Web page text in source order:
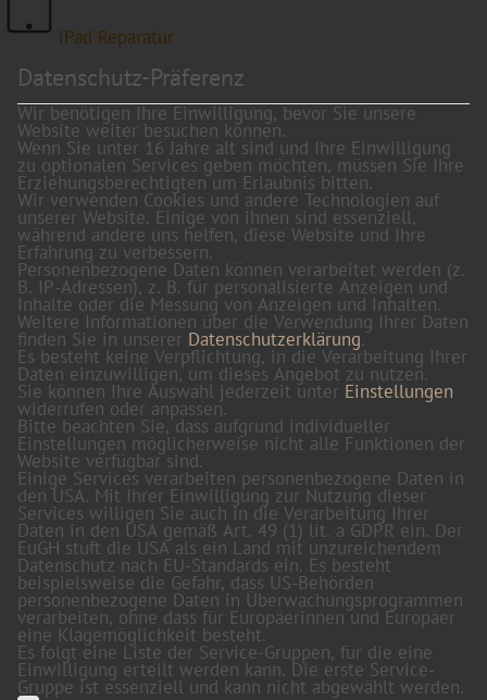
iPad Reparatur
Datenschutz-Präferenz
Wir benötigen Ihre Einwilligung, bevor Sie unsere
Website weiter besuchen können.
Wenn Sie unter 16 Jahre alt sind und Ihre Einwilligung
zu optionalen Services geben möchten, müssen Sie Ihre
Erziehungsberechtigten um Erlaubnis bitten.
Wir verwenden Cookies und andere Technologien auf
unserer Website. Einige von ihnen sind essenziell,
während andere uns helfen, diese Website und Ihre
Erfahrung zu verbessern.
Personenbezogene Daten können verarbeitet werden (z.
B. IP-Adressen), z. B. für personalisierte Anzeigen und
Inhalte oder die Messung von Anzeigen und Inhalten.
Weitere Informationen über die Verwendung Ihrer Daten
finden Sie in unserer Datenschutzerklärung.
Es besteht keine Verpflichtung, in die Verarbeitung Ihrer
Daten einzuwilligen, um dieses Angebot zu nutzen.
Sie können Ihre Auswahl jederzeit unter Einstellungen
widerrufen oder anpassen.
Bitte beachten Sie, dass aufgrund individueller
Einstellungen möglicherweise nicht alle Funktionen der
Website verfügbar sind.
Einige Services verarbeiten personenbezogene Daten in
den USA. Mit Ihrer Einwilligung zur Nutzung dieser
Services willigen Sie auch in die Verarbeitung Ihrer
Daten in den USA gemäß Art. 49 (1) lit. a GDPR ein. Der
EuGH stuft die USA als ein Land mit unzureichendem
Datenschutz nach EU-Standards ein. Es besteht
beispielsweise die Gefahr, dass US-Behörden
personenbezogene Daten in Überwachungsprogrammen
verarbeiten, ohne dass für Europäerinnen und Europäer
eine Klagemöglichkeit besteht.
Es folgt eine Liste der Service-Gruppen, für die eine
Einwilligung erteilt werden kann. Die erste Service-
Gruppe ist essenziell und kann nicht abgewählt werden.